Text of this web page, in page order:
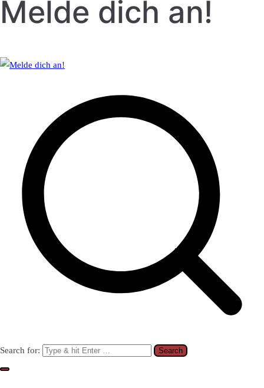
Melde dich an!
Search for: